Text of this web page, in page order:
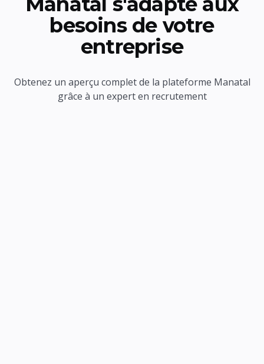
besoins de votre
entreprise
Obtenez un aperçu complet de la plateforme Manatal
grâce à un expert en recrutement